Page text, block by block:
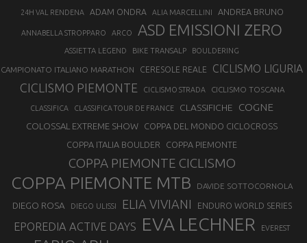
24H VAL RENDENA ADAM ONDRA ALIA MARCELLINI ANDREA BRUNO
ANNABELLA STROPPARO ARCO ASD EMISSIONI ZERO
ASSIETTA LEGEND BIKE TRANSALP BOULDERING
CAMPIONATO ITALIANO MARATHON CERESOLE REALE CICLISMO LIGURIA
CICLISMO PIEMONTE CICLISMO STRADA CICLISMO TOSCANA
CLASSIFICA CLASSIFICA TOUR DE FRANCE CLASSIFICHE COGNE
COLOSSAL EXTREME SHOW
COPPA DEL MONDO CICLOCROSS
COPPA ITALIA BOULDER
COPPA PIEMONTE
COPPA PIEMONTE CICLISMO
COPPA PIEMONTE MTB DAVIDE SOTTOCORNOLA
DIEGO ROSA DIEGO ULISSI ELIA VIVIANI ENDURO WORLD SERIES
EPOREDIA ACTIVE DAYS EVA LECHNER EVEREST